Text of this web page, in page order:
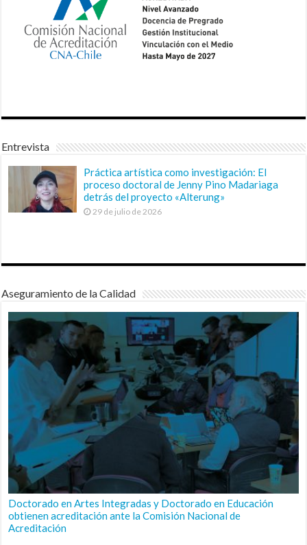
Entrevista
Práctica artística como investigación: El
proceso doctoral de Jenny Pino Madariaga
detrás del proyecto «Alterung»
29 de julio de 2026
Aseguramiento de la Calidad
Doctorado en Artes Integradas y Doctorado en Educación
obtienen acreditación ante la Comisión Nacional de
Acreditación